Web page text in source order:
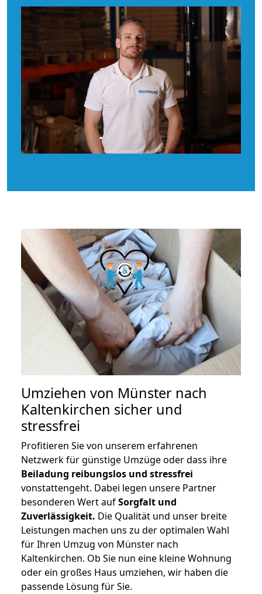
Umziehen von Münster nach
Kaltenkirchen sicher und
stressfrei
Profitieren Sie von unserem erfahrenen
Netzwerk für günstige Umzüge oder dass ihre
Beiladung reibungslos und stressfrei
vonstattengeht. Dabei legen unsere Partner
besonderen Wert aufSorgfalt und
Zuverlässigkeit. Die Qualität und unser breite
Leistungen machen uns zu der optimalen Wahl
für Ihren Umzug von Münster nach
Kaltenkirchen. Ob Sie nun eine kleine Wohnung
oder ein großes Haus umziehen, wir haben die
passende Lösung für Sie.